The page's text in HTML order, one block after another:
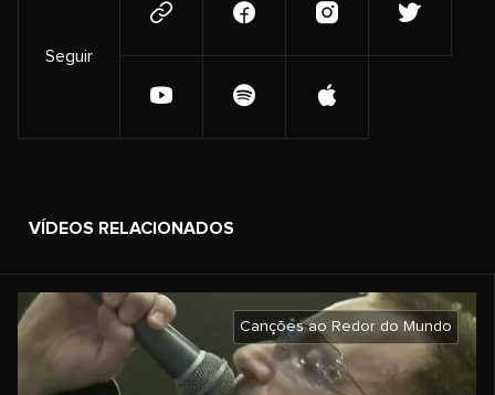
Seguir
VÍDEOS RELACIONADOS
Canções ao Redor do Mundo